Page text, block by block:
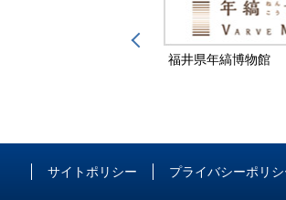
福井県年縞博物館
サイトポリシー プライバシーポリシ